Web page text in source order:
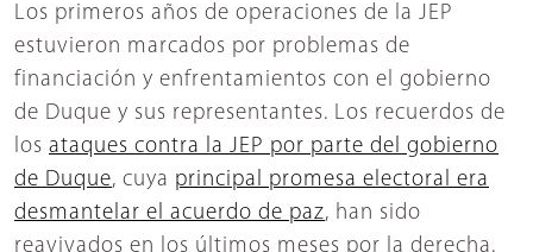
Los primeros años de operaciones de la JEP
estuvieron marcados por problemas de
financiación y enfrentamientos con el gobierno
de Duque y sus representantes. Los recuerdos de
los ataques contra la JEP por parte del gobierno
de Duque, cuya principal promesa electoral era
desmantelar el acuerdo de paz, han sido
reavivados en los últimos meses por la derecha.